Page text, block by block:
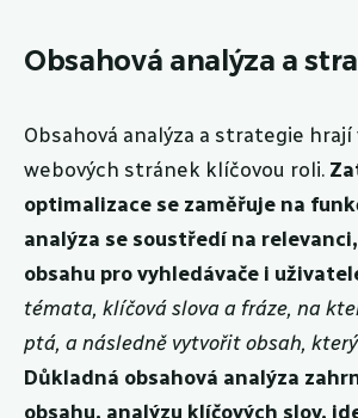
Obsahová analýza a
Obsahová analýza a strategie hrají
webových stránek klíčovou roli.
optimalizace se zaměřuje na
analýza se soustředí na
obsahu pro vyhledávače i
témata, klíčová slova a fráze, na
ptá, a následně vytvořit obsah,
Důkladná obsahová analýza
obsahu, analýzu klíčových slov,